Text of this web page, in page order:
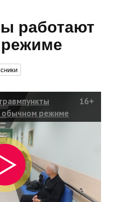
работают
обычном режиме
16+